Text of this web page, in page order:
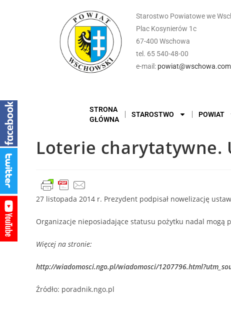
Starostwo Powiatowe we
Plac Kosynierów 1c
67-400 Wschowa
tel. 65 540-48-00
e-mail:
STRONA
GŁÓWNA
STAROSTWO POWIAT
Loterie charytatywne.
27 listopada 2014 r. Prezydent podpisał nowelizację
Organizacje nieposiadające statusu pożytku nadal mogą
Więcej na stronie:
http://wiadomosci.ngo.pl/wiadomosci/
Źródło: poradnik.ngo.pl